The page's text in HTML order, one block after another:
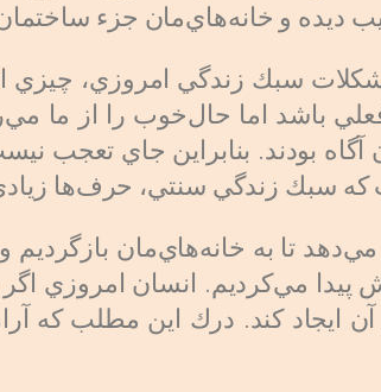
ديده و خانه‌هاي‌مان جزء
سبك زندگي امروزي، چيزي
باشد اما حال‌خوب را از ما
آگاه بودند. بنابراين جاي تعجب
سبك زندگي سنتي، حرف‌ها
تا به خانه‌هاي‌مان
پيدا مي‌كرديم. انسان امروزي
آن ايجاد كند. درك اين مطلب كه